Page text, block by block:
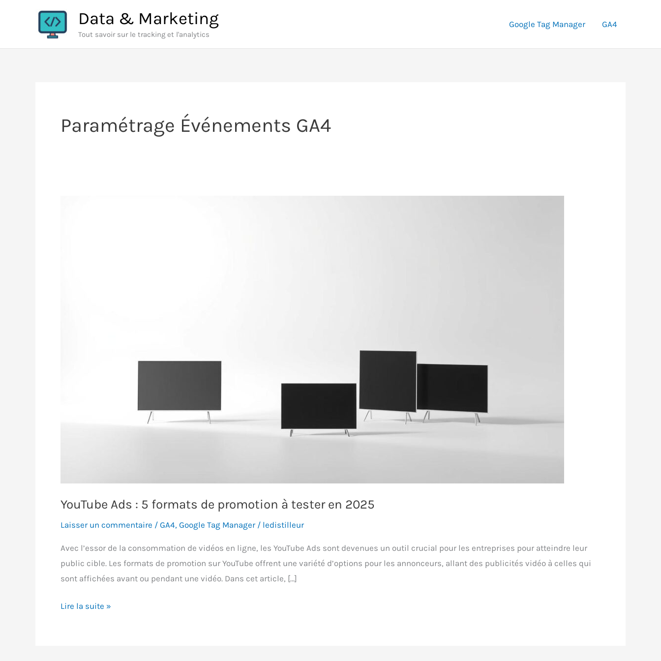
Data & Marketing
Tout savoir sur le tracking et l'analytics
Google Tag Manager GA4
Paramétrage Événements GA4
YouTube Ads : 5 formats de promotion à tester en 2025
Laisser un commentaire / GA4, Google Tag Manager/ ledistilleur
Avec l’essor de la consommation de vidéos en ligne, les YouTube Ads sont devenues un outil crucial pour les entreprises pour atteindre leur
public cible. Les formats de promotion sur YouTube offrent une variété d’options pour les annonceurs, allant des publicités vidéo à celles qui
sont affichées avant ou pendant une vidéo. Dans cet article, […]
YouTube
Lire la suite »